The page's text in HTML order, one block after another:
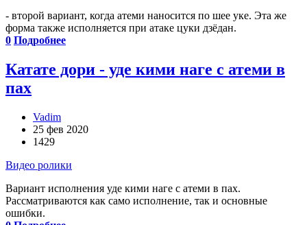
- второй вариант, когда атеми наносится по шее уке. Эта же
форма также исполняется при атаке цуки дзёдан.
0 Подробнее
Катате дори - уде кими наге с атеми в
пах
Vadim
25 фев 2020
1429
Видео ролики
Вариант исполнения уде кими наге с атеми в пах.
Рассматриваются как само исполнение, так и основные
ошибки.